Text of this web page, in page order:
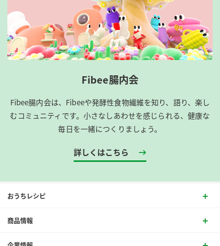
Fibee腸内会
Fibee腸内会は、​Fibeeや発酵性食物繊維を知り、語り、楽し
むコミュニティです。​小さなしあわせを感じられる、健康な
毎日を一緒につくりましょう。
詳しくはこちら
おうちレシピ
商品情報